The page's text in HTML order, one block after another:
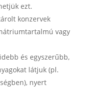
ezt.
konzervek
vagy
és egyszerűbb,
látjuk (pl.
nyert